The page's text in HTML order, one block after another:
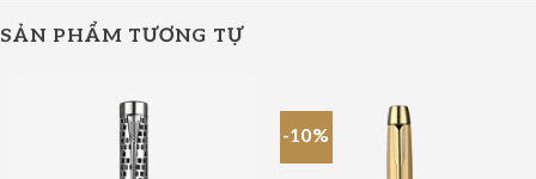
SẢN PHẨM TƯƠNG TỰ
-10%